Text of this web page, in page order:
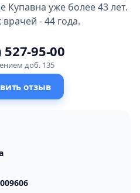
Купавна уже более 43 лет.
- 44 года.
527-95-00
доб. 135
отзыв